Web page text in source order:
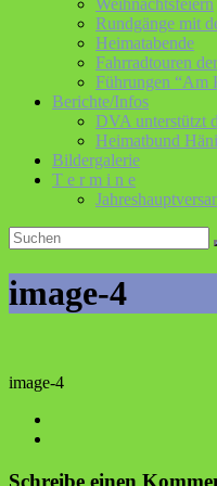
Weihnachtsfeiern
Rundgänge mit
Heimatabende
Fahrradtouren
Führungen “Am
Berichte/Infos
DVA unterstützt
Heimatbund
Bildergalerie
T e r m i n e
image-4
image-4
Schreibe einen